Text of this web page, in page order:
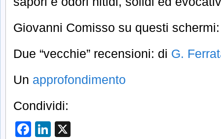
Giovanni Comisso su questi
Due “vecchie” recensioni: di G.
Un approfondimento
Condividi:
Facebook
LinkedIn